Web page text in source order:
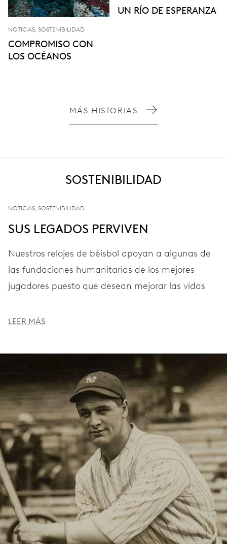
NOTICIAS, SOSTENIBILIDAD
COMPROMISO CON
LOS OCÉANOS
UN RÍO DE ESPERANZA
MÁS HISTORIAS
SOSTENIBILIDAD
NOTICIAS, SOSTENIBILIDAD
SUS LEGADOS PERVIVEN
Nuestros relojes de béisbol apoyan a algunas de
las fundaciones humanitarias de los mejores
jugadores puesto que desean mejorar las vidas
LEER MÁS